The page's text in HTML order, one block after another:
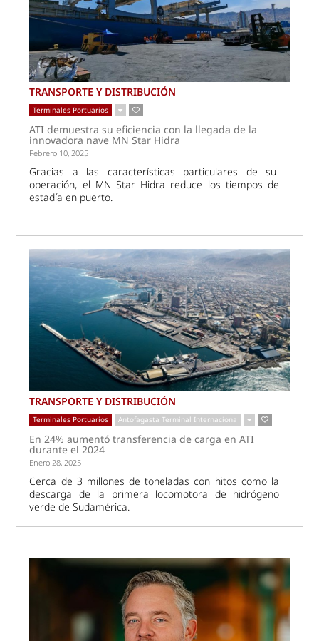
TRANSPORTE Y DISTRIBUCIÓN
Terminales Portuarios
ATI demuestra su eficiencia con la llegada de la
innovadora nave MN Star Hidra
Febrero 10, 2025
Gracias a las características particulares de su
operación, el MN Star Hidra reduce los tiempos de
estadía en puerto.
TRANSPORTE Y DISTRIBUCIÓN
Terminales Portuarios Antofagasta Terminal Internaciona
En 24% aumentó transferencia de carga en ATI
durante el 2024
Enero 28, 2025
Cerca de 3 millones de toneladas con hitos como la
descarga de la primera locomotora de hidrógeno
verde de Sudamérica.